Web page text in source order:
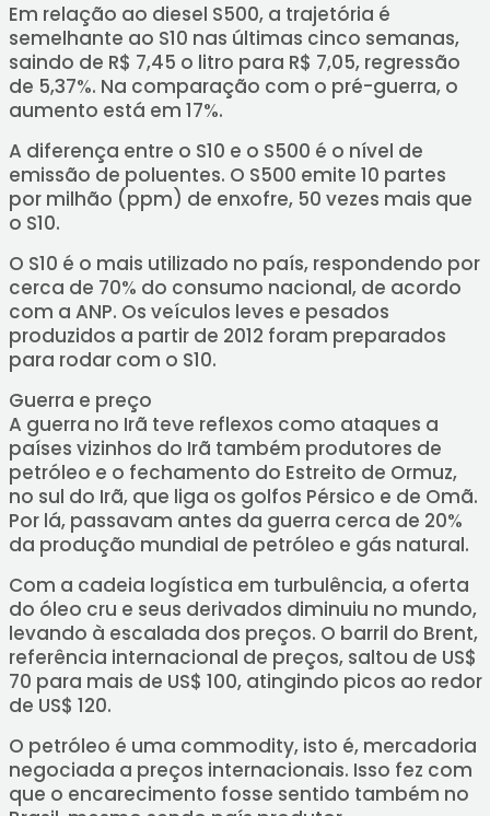
Em relação ao diesel S500, a trajetória é
semelhante ao S10 nas últimas cinco semanas,
saindo de R$ 7,45 o litro para R$ 7,05, regressão
de 5,37%. Na comparação com o pré-guerra, o
aumento está em 17%.
A diferença entre o S10 e o S500 é o nível de
emissão de poluentes. O S500 emite 10 partes
por milhão (ppm) de enxofre, 50 vezes mais que
o S10.
O S10 é o mais utilizado no país, respondendo por
cerca de 70% do consumo nacional, de acordo
com a ANP. Os veículos leves e pesados
produzidos a partir de 2012 foram preparados
para rodar com o S10.
Guerra e preço
A guerra no Irã teve reflexos como ataques a
países vizinhos do Irã também produtores de
petróleo e o fechamento do Estreito de Ormuz,
no sul do Irã, que liga os golfos Pérsico e de Omã.
Por lá, passavam antes da guerra cerca de 20%
da produção mundial de petróleo e gás natural.
Com a cadeia logística em turbulência, a oferta
do óleo cru e seus derivados diminuiu no mundo,
levando à escalada dos preços. O barril do Brent,
referência internacional de preços, saltou de US$
70 para mais de US$ 100, atingindo picos ao redor
de US$ 120.
O petróleo é uma commodity, isto é, mercadoria
negociada a preços internacionais. Isso fez com
que o encarecimento fosse sentido também no